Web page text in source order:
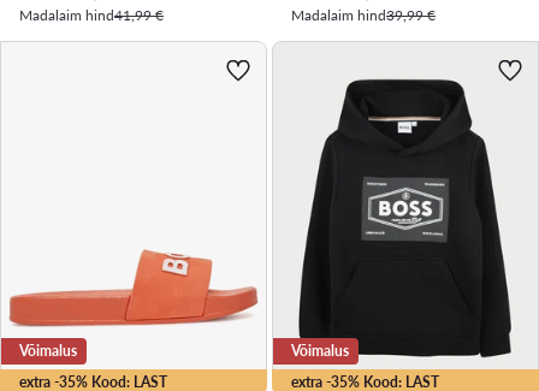
Madalaim hind41,99 €
Madalaim hind39,99 €
extra -35% Kood: LAST
Võimalus
extra -35% Kood: LAST
Võimalus